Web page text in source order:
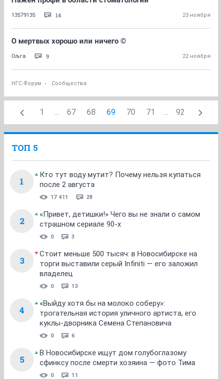
13579135 14 23 ноября
О мертвых хорошо или ничего ©
Ољга 9 22 ноября
НГС.Форум Сообщества
1 ... 67 68 69 70 71 ... 92
ТОП 5
1
Кто тут воду мутит? Почему нельзя купаться
после 2 августа
17 411 28
2
«Привет, детишки!» Чего вы не знали о самом
страшном сериале 90-х
0 3
3
Стоит меньше 500 тысяч: в Новосибирске на
торги выставили серый Infiniti — его заложил
владелец
0 13
4
«Выйду хотя бы на молоко соберу»:
трогательная история уличного артиста, его
куклы-дворника Семена Степановича
0 6
5
В Новосибирске ищут дом голубоглазому
сфинксу после смерти хозяина — фото Тима
0 11